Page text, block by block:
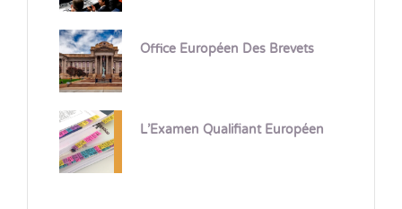
Office Européen Des Brevets
L’Examen Qualifiant Européen